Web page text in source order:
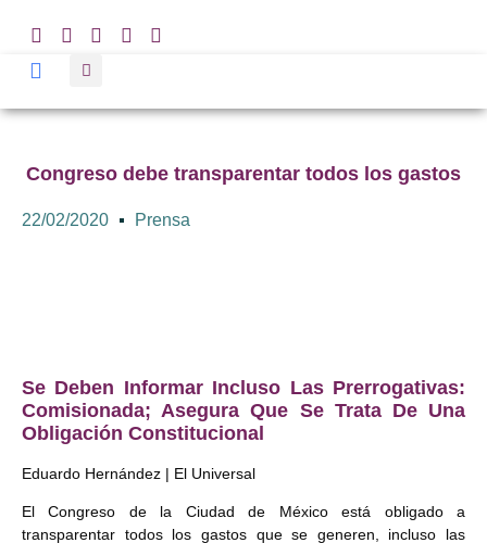
Congreso debe transparentar todos los gastos
22/02/2020 Prensa
Se Deben Informar Incluso Las Prerrogativas:
Comisionada; Asegura Que Se Trata De Una
Obligación Constitucional
Eduardo Hernández | El Universal
El Congreso de la Ciudad de México está obligado a
transparentar todos los gastos que se generen, incluso las